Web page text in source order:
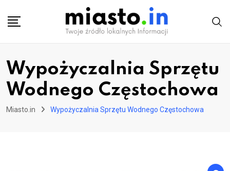
Wypożyczalnia Sprzętu
Wodnego Częstochowa
Miasto.in Wypożyczalnia Sprzętu Wodnego Częstochowa